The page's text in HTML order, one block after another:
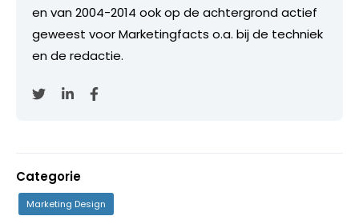
en van 2004-2014 ook op de achtergrond actief
geweest voor Marketingfacts o.a. bij de techniek
en de redactie.
Categorie
Marketing Design